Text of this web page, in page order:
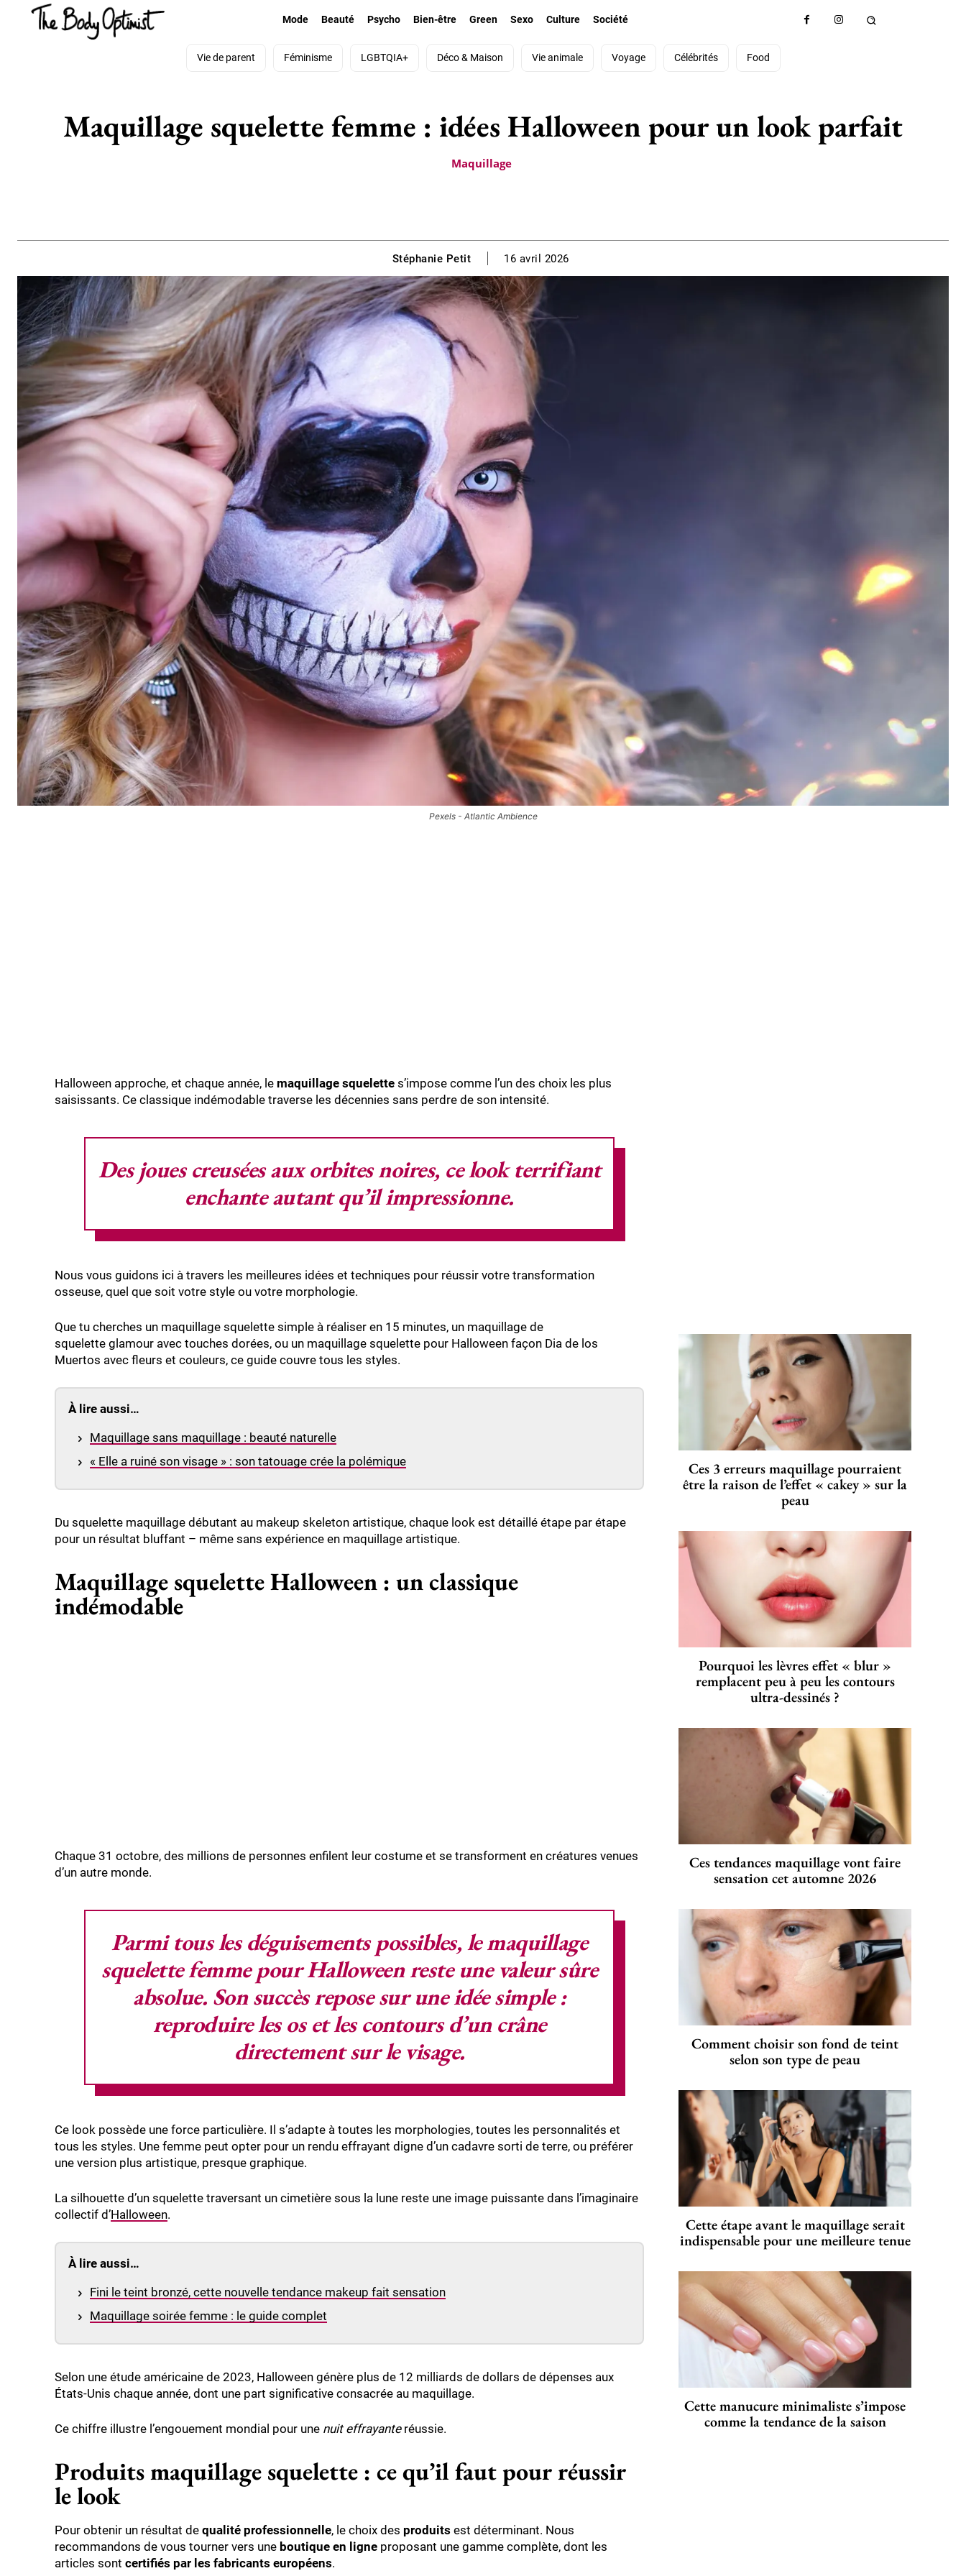
Mode Beauté Psycho Bien-être Green Sexo Culture Société
Vie de parent Féminisme LGBTQIA+ Déco & Maison Vie animale Voyage Célébrités Food
Maquillage squelette femme : idées Halloween pour un look parfait
Maquillage
Stéphanie Petit 16 avril 2026
Pexels - Atlantic Ambience
Halloween approche, et chaque année, le maquillage squelette s’impose comme l’un des choix les plus
saisissants. Ce classique indémodable traverse les décennies sans perdre de son intensité.
Des joues creusées aux orbites noires, ce look terrifiant
enchante autant qu’il impressionne.
Nous vous guidons ici à travers les meilleures idées et techniques pour réussir votre transformation
osseuse, quel que soit votre style ou votre morphologie.
Que tu cherches un maquillage squelette simple à réaliser en 15 minutes, un maquillage de
squelette glamour avec touches dorées, ou un maquillage squelette pour Halloween façon Dia de los
Muertos avec fleurs et couleurs, ce guide couvre tous les styles.
À lire aussi…
Maquillage sans maquillage : beauté naturelle
« Elle a ruiné son visage » : son tatouage crée la polémique
Du squelette maquillage débutant au makeup skeleton artistique, chaque look est détaillé étape par étape
pour un résultat bluffant – même sans expérience en maquillage artistique.
Maquillage squelette Halloween : un classique
indémodable
Chaque 31 octobre, des millions de personnes enfilent leur costume et se transforment en créatures venues
d’un autre monde.
Parmi tous les déguisements possibles, lemaquillage
squelette femme pour Halloweenreste une valeur sûre
absolue. Son succès repose sur une idée simple :
reproduire lesos et les contours d’un crâne
directement sur le visage.
Ce look possède une force particulière. Il s’adapte à toutes les morphologies, toutes les personnalités et
tous les styles. Une femme peut opter pour un rendu effrayant digne d’un cadavre sorti de terre, ou préférer
une version plus artistique, presque graphique.
La silhouette d’un squelette traversant un cimetière sous la lune reste une image puissante dans l’imaginaire
collectif d’Halloween.
À lire aussi…
Fini le teint bronzé, cette nouvelle tendance makeup fait sensation
Maquillage soirée femme : le guide complet
Selon une étude américaine de 2023, Halloween génère plus de 12 milliards de dollars de dépenses aux
États-Unis chaque année, dont une part significative consacrée au maquillage.
Ce chiffre illustre l’engouement mondial pour une nuit effrayanteréussie.
Produits maquillage squelette : ce qu’il faut pour réussir
le look
Pour obtenir un résultat de qualité professionnelle, le choix des produits est déterminant. Nous
recommandons de vous tourner vers une boutique en ligne proposant une gamme complète, dont les
articles sont certifiés par les fabricants européens.
Ces 3 erreurs maquillage pourraient
être la raison de l’effet « cakey » sur la
peau
Pourquoi les lèvres effet « blur »
remplacent peu à peu les contours
ultra-dessinés ?
Ces tendances maquillage vont faire
sensation cet automne 2026
Comment choisir son fond de teint
selon son type de peau
Cette étape avant le maquillage serait
indispensable pour une meilleure tenue
Cette manucure minimaliste s’impose
comme la tendance de la saison